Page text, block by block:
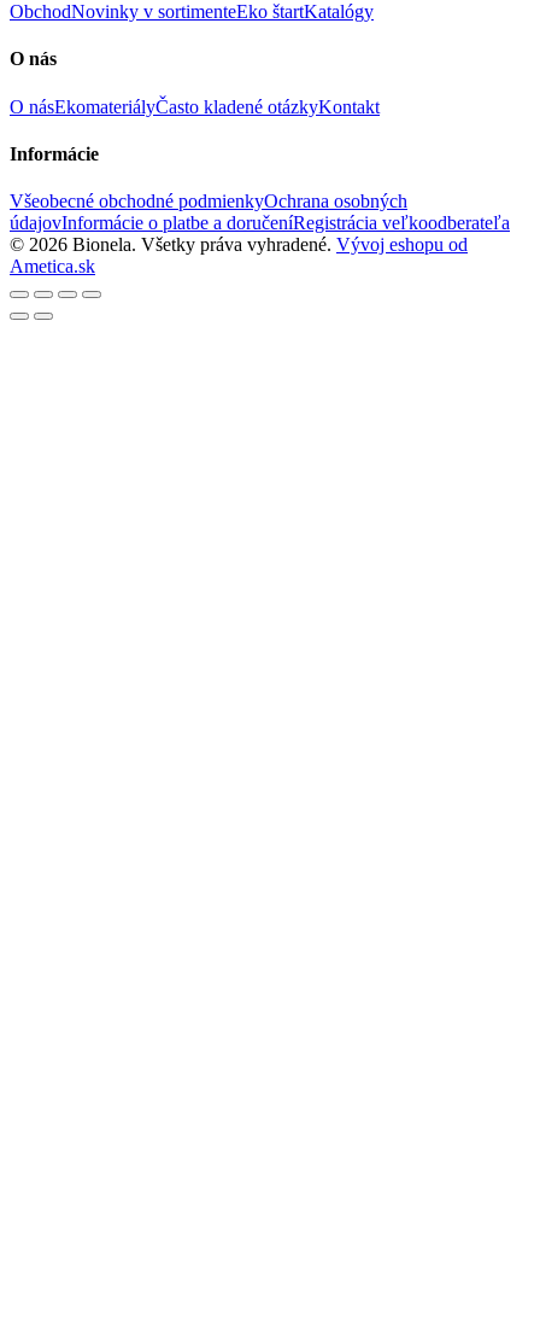
ObchodNovinky v sortimenteEko štartKatalógy
O nás
O násEkomateriályČasto kladené otázkyKontakt
Informácie
Všeobecné obchodné podmienkyOchrana osobných
údajovInformácie o platbe a doručeníRegistrácia veľkoodberateľa
© 2026 Bionela. Všetky práva vyhradené. Vývoj eshopu od
Ametica.sk